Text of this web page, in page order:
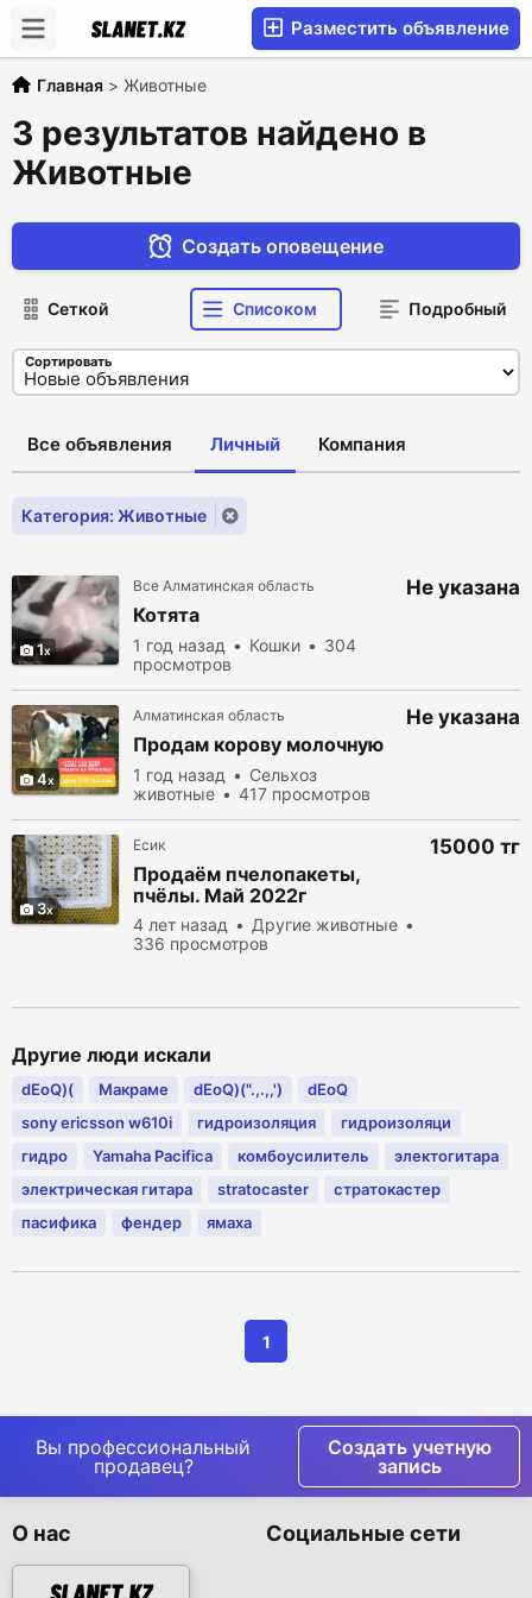
Разместить объявление
Главная > Животные
3 результатов найдено в
Животные
Создать оповещение
Сеткой Списоком Подробный
Сортировать
Все объявления Личный Компания
Категория: Животные
1
Все Алматинская область
Котята
1 год назад Кошки
304
просмотров
Не указана
4
Алматинская область
Продам корову молочную
1 год назад
Сельхоз
животные
417 просмотров
Не указана
3
Есик
Продаём пчелопакеты,
пчёлы. Май 2022г
4 лет назад
Другие животные
336 просмотров
15000 тг
Другие люди искали
dEoQ)( Макраме dEoQ)(".,.,,')
dEoQ
sony ericsson w610i
гидроизоляция
гидроизоляци
гидро
Yamaha Pacifica комбоусилитель
электогитара
электрическая гитара
stratocaster
стратокастер
пасифика
фендер ямаха
1
Вы профессиональный
продавец?
Создать учетную
запись
О нас Социальные сети